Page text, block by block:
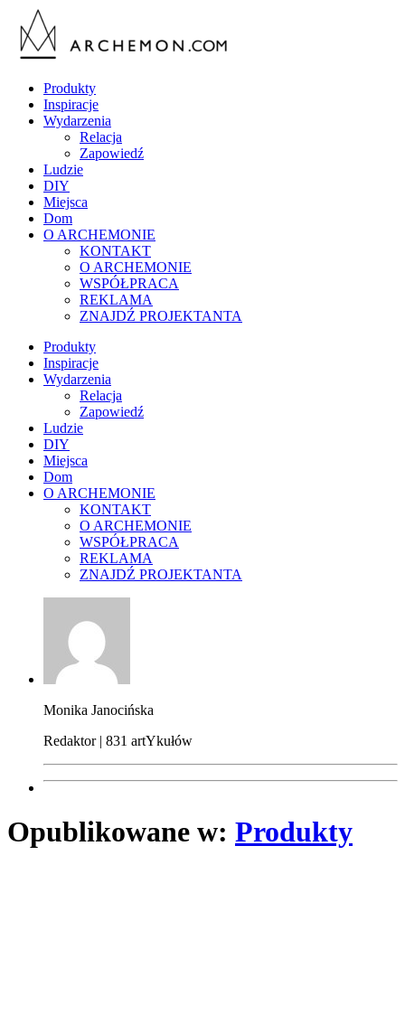
Produkty
Inspiracje
Wydarzenia
Relacja
Zapowiedź
Ludzie
DIY
Miejsca
Dom
O ARCHEMONIE
KONTAKT
O ARCHEMONIE
WSPÓŁPRACA
REKLAMA
ZNAJDŹ PROJEKTANTA
Produkty
Inspiracje
Wydarzenia
Relacja
Zapowiedź
Ludzie
DIY
Miejsca
Dom
O ARCHEMONIE
KONTAKT
O ARCHEMONIE
WSPÓŁPRACA
REKLAMA
ZNAJDŹ PROJEKTANTA
Monika Janocińska
Redaktor | 831 artYkułów
Opublikowane w: Produkty